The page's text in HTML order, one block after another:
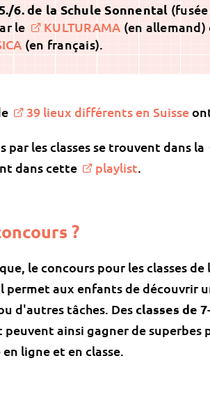
6. de la Schule Sonnental
le
KULTURAMA (en
(en français).
39 lieux différents en Suisse
par les classes se trouvent dans la
dans cette
playlist.
?
le concours pour les classes
permet aux enfants de découvrir
d'autres tâches. Desclasses de
peuvent ainsi gagner de superbes
ligne et en classe.